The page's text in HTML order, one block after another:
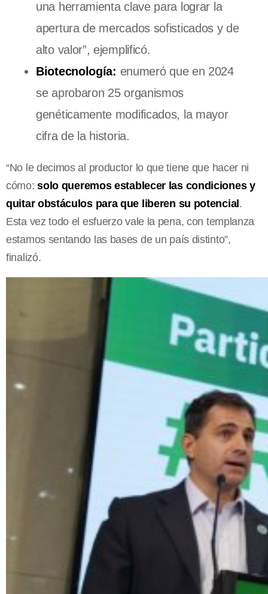
una herramienta clave para lograr la
apertura de mercados sofisticados y de
alto valor”, ejemplificó.
Biotecnología: enumeró que en 2024
se aprobaron 25 organismos
genéticamente modificados, la mayor
cifra de la historia.
“No le decimos al productor lo que tiene que hacer ni
cómo:solo queremos establecer las condiciones y
quitar obstáculos para que liberen su potencial .
Esta vez todo el esfuerzo vale la pena, con templanza
estamos sentando las bases de un país distinto”,
finalizó.